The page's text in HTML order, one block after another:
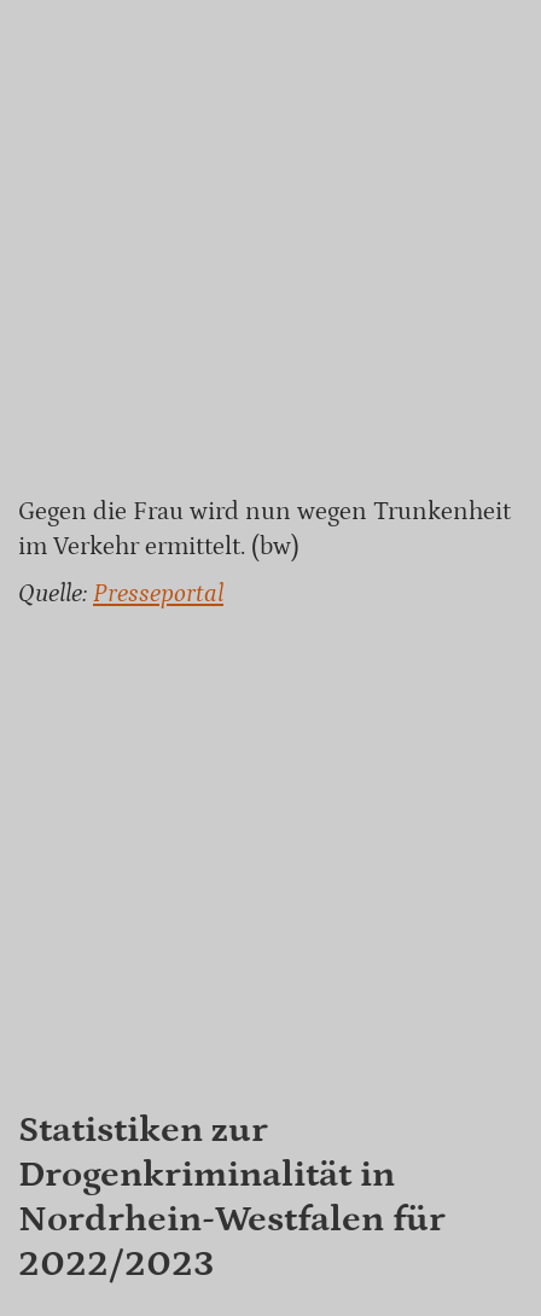
Gegen die Frau wird nun wegen Trunkenheit
im Verkehr ermittelt. (bw)
Quelle: Presseportal
Statistiken zur
Drogenkriminalität in
Nordrhein-Westfalen für
2022/2023